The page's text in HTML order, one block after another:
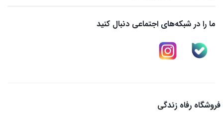
ما را در شبکه‌های اجتماعی دنبال کنید
فروشگاه رفاه زندگی